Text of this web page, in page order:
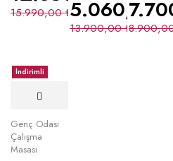
15.990,00₺
13.900,00₺
5.060,00₺
İndirimli
Genç Odası
Çalışma
Masası